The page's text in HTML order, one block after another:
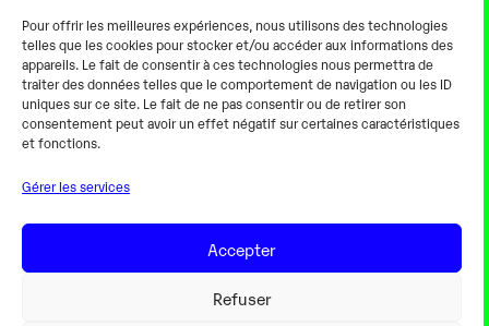
Pour offrir les meilleures expériences, nous utilisons des technologies
telles que les cookies pour stocker et/ou accéder aux informations des
appareils. Le fait de consentir à ces technologies nous permettra de
traiter des données telles que le comportement de navigation ou les ID
uniques sur ce site. Le fait de ne pas consentir ou de retirer son
consentement peut avoir un effet négatif sur certaines caractéristiques
et fonctions.
Gérer les services
Accepter
Refuser
Alternateur fermé
18 Août